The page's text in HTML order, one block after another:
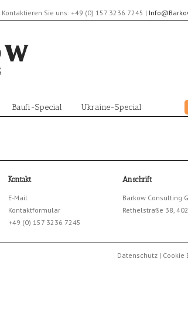
Kontaktieren Sie uns: +49 (0) 157 3236 7245 |
Baufi-Special Ukraine-Special
Kontakt
E-Mail
Kontaktformular
+49 (0) 157 3236 7245
Anschrift
Barkow Consulting
Rethelstraße 38,
Datenschutz | Cookie